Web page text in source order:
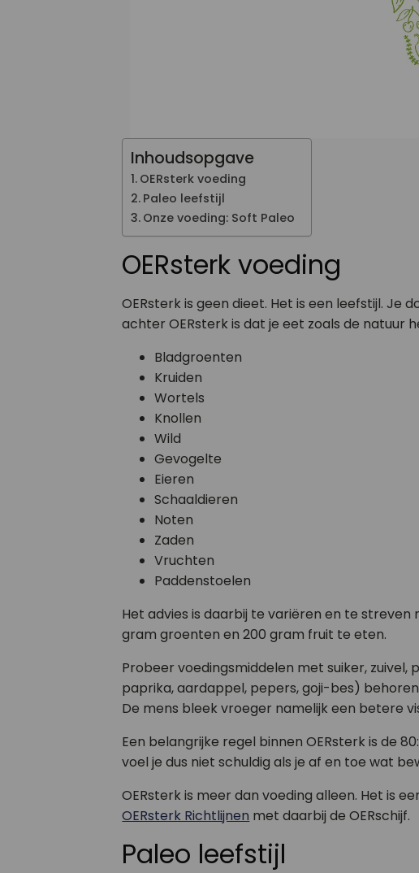
Inhoudsopgave
OERsterk voeding
Paleo leefstijl
Onze voeding: Soft Paleo
OERsterk voeding
OERsterk is geen dieet. Het is een leefstijl. Je
achter OERsterk is dat je eet zoals de natuur
Bladgroenten
Kruiden
Wortels
Knollen
Wild
Gevogelte
Eieren
Schaaldieren
Noten
Zaden
Vruchten
Paddenstoelen
Het advies is daarbij te variëren en te
gram groenten en 200 gram fruit te eten.
Probeer voedingsmiddelen met suiker,
paprika, aardappel, pepers, goji-bes)
De mens bleek vroeger namelijk een betere
Een belangrijke regel binnen OERsterk is de
voel je dus niet schuldig als je af en toe wat
OERsterk is meer dan voeding alleen. Het is
OERsterk Richtlijnen met daarbij de OERschijf.
Paleo leefstijl